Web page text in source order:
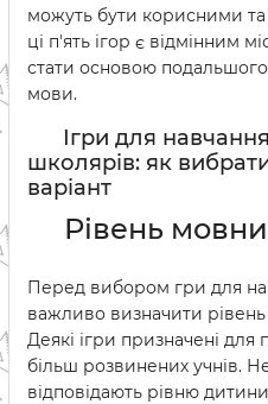
можуть бути корисними
ці п'ять ігор є відмінним
стати основою подальшого
мови.
Ігри для
школярів: як
варіант
Рівень
Перед вибором гри для
важливо визначити
Деякі ігри призначені для
більш розвинених учнів.
відповідають рівню